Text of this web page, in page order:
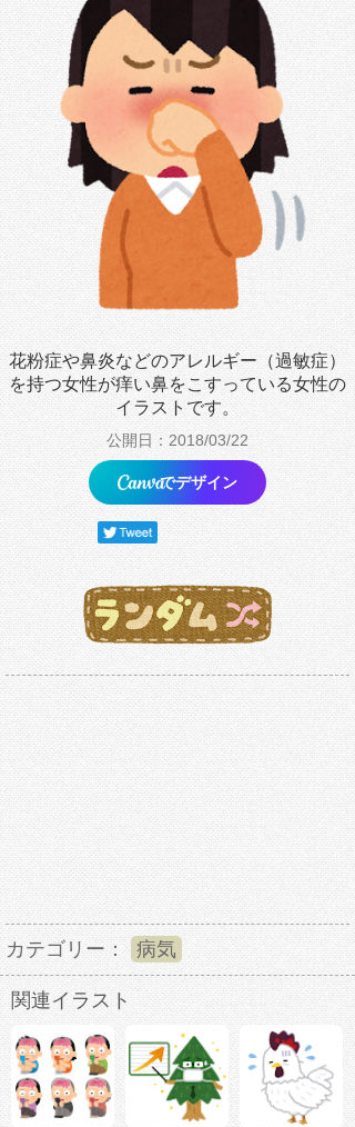
花粉症や鼻炎などのアレルギー（過敏症）
を持つ女性が痒い鼻をこすっている女性の
イラストです。
公開日：2018/03/22
でデザイン
カテゴリー： 病気
関連イラスト